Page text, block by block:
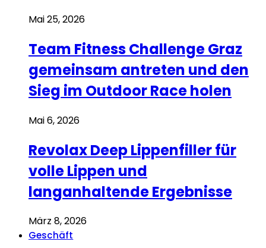
Mai 25, 2026
Team Fitness Challenge Graz
gemeinsam antreten und den
Sieg im Outdoor Race holen
Mai 6, 2026
Revolax Deep Lippenfiller für
volle Lippen und
langanhaltende Ergebnisse
März 8, 2026
Geschäft